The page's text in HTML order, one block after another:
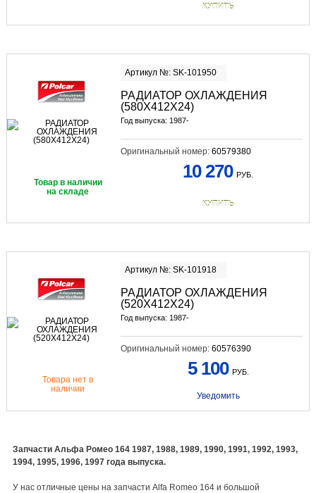
КУПИТЬ
Артикул №: SK-101950
РАДИАТОР ОХЛАЖДЕНИЯ
(580Х412Х24)
Год выпуска: 1987-
Оригинальный номер: 60579380
Товар в наличии
на складе
10 270 РУБ.
КУПИТЬ
Артикул №: SK-101918
РАДИАТОР ОХЛАЖДЕНИЯ
(520Х412Х24)
Год выпуска: 1987-
Оригинальный номер: 60576390
Товара нет в
наличии
5 100 РУБ.
Уведомить
Запчасти Альфа Ромео 164 1987, 1988, 1989, 1990, 1991, 1992, 1993,
1994, 1995, 1996, 1997 года выпуска.
У нас отличные цены на запчасти Alfa Romeo 164 и большой